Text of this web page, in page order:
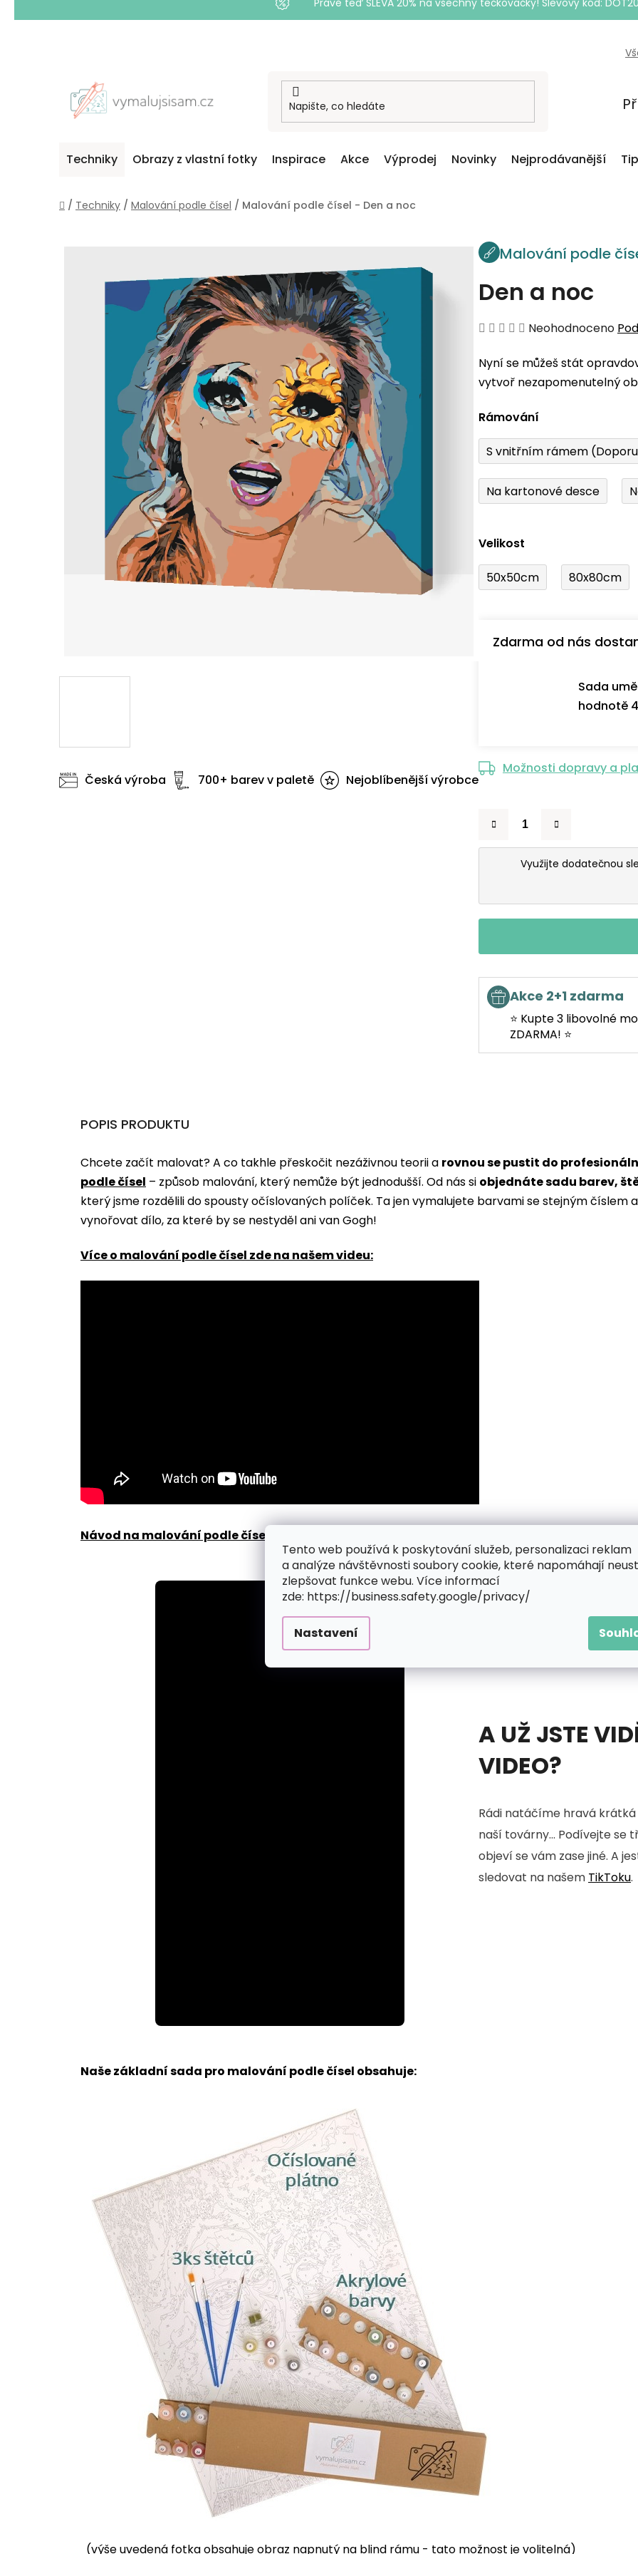
Tento web používá k poskytování služeb, personalizaci reklam
a analýze návštěvnosti soubory cookie, které napomáhají
zlepšovat funkce webu. Více informací
zde: https://business.safety.google/privacy/
Nastavení
Právě teď SLEVA 20% na všechny tečkovačky! Slevový kód:
Techniky Obrazy z vlastní fotky Inspirace Akce Výprodej Novinky Nejprodávanější
Domů
/ Techniky / Malování podle čísel / Malování podle čísel - Den a noc
Malování podle
Den a noc
Průměrné
produktu
je
z
5
hvězdiček.
Neohodnoceno
Nyní se můžeš stát
vytvoř nezapomenutelný
Rámování
S vnitřním rámem
Na kartonové desce
Velikost
50x50cm 80x80cm
Zdarma od nás
Sada
hodnotě
Možnosti dopravy a
Využijte dodatečnou
Akce 2+1 zdarma
⭐ Kupte 3 libovolné
ZDARMA! ⭐
Česká výroba 700+ barev v paletě Nejoblíbenější výrobce
POPIS PRODUKTU
Chcete začít malovat? A co takhle přeskočit nezáživnou teorii a rovnou se pustit do
podle čísel ­­– způsob malování, který nemůže být jednodušší. Od nás si objednáte sadu barev,
který jsme rozdělili do spousty očíslovaných políček. Ta jen vymalujete barvami se stejným číslem
vynořovat dílo, za které by se nestyděl ani van Gogh!
Více o malování podle čísel zde na našem videu:
Návod na malování podle čísel zde
100.00%
A UŽ JSTE
VIDEO?
Rádi natáčíme hravá krátká
naší továrny... Podívejte se
objeví se vám zase jiné. A
sledovat na našem TikToku.
Naše základní sada pro malování podle čísel obsahuje:
(výše uvedená fotka obsahuje obraz napnutý na blind rámu - tato možnost je volitelná)